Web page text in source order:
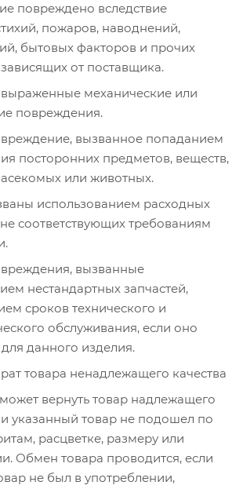
повреждено вследствие
пожаров, наводнений,
бытовых факторов и прочих
от поставщика.
механические или
повреждения.
вызванное попаданием
посторонних предметов, веществ,
или животных.
использованием расходных
соответствующих требованиям
вызванные
нестандартных запчастей,
сроков технического и
обслуживания, если оно
данного изделия.
товара ненадлежащего качества
вернуть товар надлежащего
указанный товар не подошел по
расцветке, размеру или
Обмен товара проводится, если
не был в употреблении,